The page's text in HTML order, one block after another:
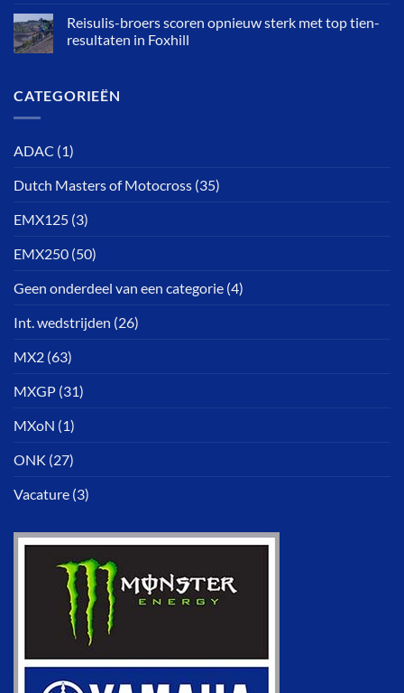
Reisulis-broers scoren opnieuw sterk met top tien-
resultaten in Foxhill
CATEGORIEËN
ADAC (1)
Dutch Masters of Motocross (35)
EMX125 (3)
EMX250 (50)
Geen onderdeel van een categorie (4)
Int. wedstrijden (26)
MX2 (63)
MXGP (31)
MXoN (1)
ONK (27)
Vacature (3)